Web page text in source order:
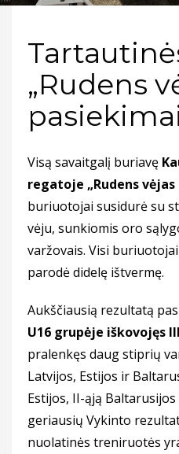
„Rudens
Visą savaitgalį buriavę
regatoje „Rudens vėjas
buriuotojai susidurė su
vėju, sunkiomis oro
varžovais. Visi
parodė didelę ištvermę.
Aukščiausią rezultatą
U16 grupėje iškovojęs
pralenkęs daug stiprių
Latvijos, Estijos ir
Estijos, II-ąją Baltarusijos
geriausių Vykinto
nuolatinės treniruotės